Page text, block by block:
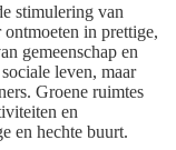
stimulering van
ontmoeten in prettige,
gemeenschap en
leven, maar
Groene ruimtes
en
en hechte buurt.